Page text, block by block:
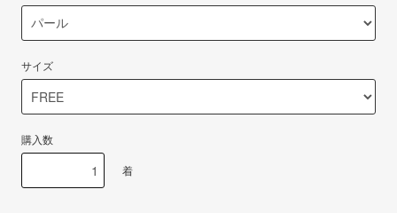
サイズ
購入数
着